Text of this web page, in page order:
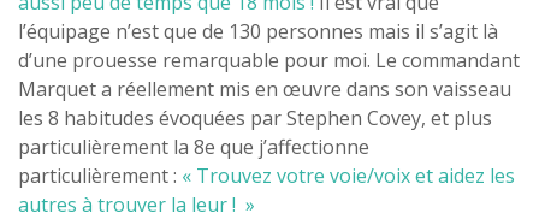
l’équipage n’est que de 130 personnes mais il s’agit là
d’une prouesse remarquable pour moi. Le commandant
Marquet a réellement mis en œuvre dans son vaisseau
les 8 habitudes évoquées par Stephen Covey, et plus
particulièrement la 8e que j’affectionne
particulièrement : « Trouvez votre voie/voix et aidez les
autres à trouver la leur ! »